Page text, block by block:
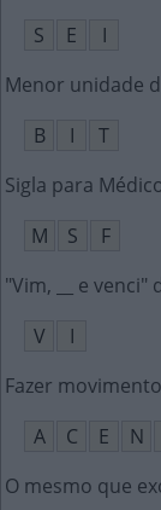
S
E
I
Menor unidade
B
I
T
Sigla para
M
S
F
"Vim, __ e venci"
V
I
Fazer
A
C E N
O mesmo que